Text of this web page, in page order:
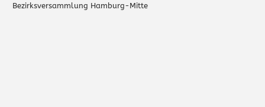
Bezirksversammlung Hamburg-Mitte